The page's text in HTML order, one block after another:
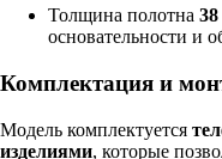
Толщина полотна
основательности и
Комплектация и
Модель комплектуется
изделиями, которые